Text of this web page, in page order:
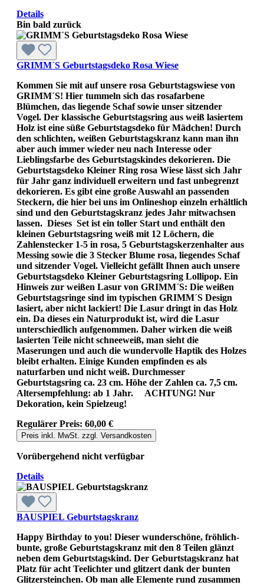
Details
Bin bald zurück
GRIMM´S Geburtstagsdeko Rosa Wiese
Kommen Sie mit auf unsere rosa Geburtstagswiese von
GRIMM´S! Hier tummeln sich das rosafarbene
Blümchen, das liegende Schaf sowie unser sitzender
Vogel. Der klassische Geburtstagsring aus weiß lasiertem
Holz ist eine süße Geburtstagsdeko für Mädchen! Durch
den schlichten, weißen Geburtstagskranz kann man ihn
aber auch immer wieder neu nach Interesse oder
Lieblingsfarbe des Geburtstagskindes dekorieren. Die
Geburtstagsdeko Kleiner Ring rosa Wiese lässt sich Jahr
für Jahr ganz individuell erweitern und fast unbegrenzt
dekorieren. Es gibt eine große Auswahl an passenden
Steckern, die hier bei uns im Onlineshop einzeln erhältlich
sind und den Geburtstagskranz jedes Jahr mitwachsen
lassen. Dieses Set ist ein toller Start und enthält den
kleinen Geburtstagsring weiß mit 12 Löchern, die
Zahlenstecker 1-5 in rosa, 5 Geburtstagskerzenhalter aus
Messing sowie die 3 Stecker Blume rosa, liegendes Schaf
und sitzender Vogel. Vielleicht gefällt Ihnen auch unsere
Geburtstagsdeko Kleiner Geburtstagsring Lollipop. Ein
Hinweis zur weißen Lasur von GRIMM´S: Die weißen
Geburtstagsringe sind im typischen GRIMM´S Design
lasiert, aber nicht lackiert! Die Lasur dringt in das Holz
ein. Da dieses ein Naturprodukt ist, wird die Lasur
unterschiedlich aufgenommen. Daher wirken die weiß
lasierten Teile nicht schneeweiß, man sieht die
Maserungen und auch die wundervolle Haptik des Holzes
bleibt erhalten. Einige Kunden empfinden es als
naturfarben und nicht weiß. Durchmesser
Geburtstagsring ca. 23 cm. Höhe der Zahlen ca. 7,5 cm.
Altersempfehlung: ab 1 Jahr. ACHTUNG! Nur
Dekoration, kein Spielzeug!
Regulärer Preis: 60,00 €
Preis inkl. MwSt. zzgl. Versandkosten
Vorübergehend nicht verfügbar
Details
BAUSPIEL Geburtstagskranz
Happy Birthday to you! Dieser wunderschöne, fröhlich-
bunte, große Geburtstagskranz mit den 8 Teilen glänzt
neben dem Geburtstagskind. Der Geburtstagskranz hat
Platz für acht Teelichter und glitzert dank der bunten
Glitzersteinchen. Ob man alle Elemente rund zusammen